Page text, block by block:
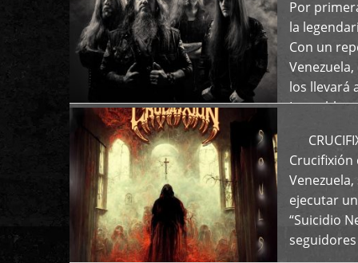
Por
la
Con un
los llevará
La
Crucifixión
ejecutar
“Suicidio
+